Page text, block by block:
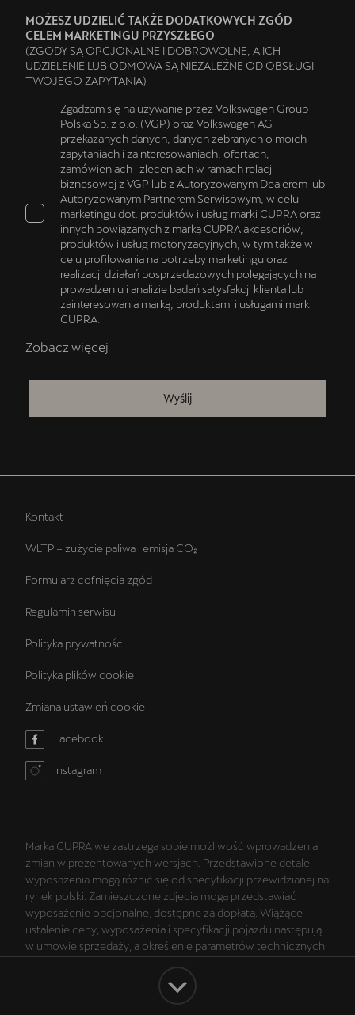
MOŻESZ UDZIELIĆ TAKŻE DODATKOWYCH ZGÓD
CELEM MARKETINGU PRZYSZŁEGO
(ZGODY SĄ OPCJONALNE I DOBROWOLNE, A ICH
UDZIELENIE LUB ODMOWA SĄ NIEZALEŻNE OD OBSŁUGI
TWOJEGO ZAPYTANIA)
Zgadzam się na używanie przez Volkswagen Group
Polska Sp. z o.o. (VGP) oraz Volkswagen AG
przekazanych danych, danych zebranych o moich
zapytaniach i zainteresowaniach, ofertach,
zamówieniach i zleceniach w ramach relacji
biznesowej z VGP lub z Autoryzowanym Dealerem lub
Autoryzowanym Partnerem Serwisowym, w celu
marketingu dot. produktów i usług marki CUPRA oraz
innych powiązanych z marką CUPRA akcesoriów,
produktów i usług motoryzacyjnych, w tym także w
celu profilowania na potrzeby marketingu oraz
realizacji działań posprzedażowych polegających na
prowadzeniu i analizie badań satysfakcji klienta lub
zainteresowania marką, produktami i usługami marki
CUPRA.
Zobacz więcej
Wyślij
Kontakt
WLTP – zużycie paliwa i emisja CO₂
Formularz cofnięcia zgód
Regulamin serwisu
Polityka prywatności
Polityka plików cookie
Zmiana ustawień cookie
Facebook
Instagram
Marka CUPRA we zastrzega sobie możliwość wprowadzenia
zmian w prezentowanych wersjach. Przedstawione detale
wyposażenia mogą różnić się od specyfikacji przewidzianej na
rynek polski. Zamieszczone zdjęcia mogą przedstawiać
wyposażenie opcjonalne, dostępne za dopłatą. Wiążące
ustalenie ceny, wyposażenia i specyfikacji pojazdu następują
w umowie sprzedaży, a określenie parametrów technicznych
sobie prawo do zmian i pomyłek. Wszelkie informacje
prezentowane na stronie są aktualne na dzień ich